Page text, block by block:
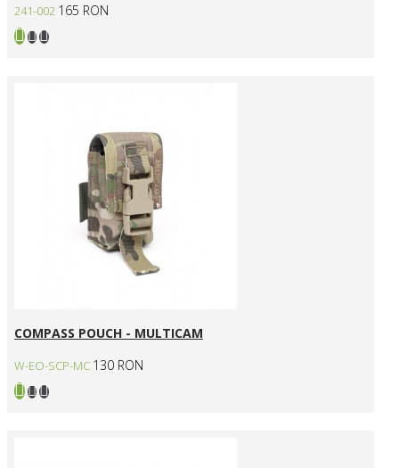
241-002 165 RON
COMPASS POUCH - MULTICAM
W-EO-SCP-MC 130 RON